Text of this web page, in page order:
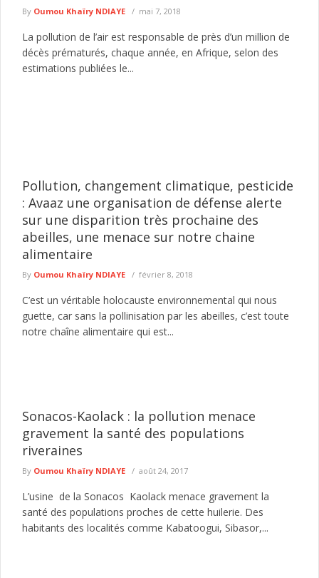
By Oumou Khaïry NDIAYE mai 7, 2018
La pollution de l’air est responsable de près d’un million de
décès prématurés, chaque année, en Afrique, selon des
estimations publiées le...
Pollution, changement climatique, pesticide
: Avaaz une organisation de défense alerte
sur une disparition très prochaine des
abeilles, une menace sur notre chaine
alimentaire
By Oumou Khaïry NDIAYE février 8, 2018
C’est un véritable holocauste environnemental qui nous
guette, car sans la pollinisation par les abeilles, c’est toute
notre chaîne alimentaire qui est...
Sonacos-Kaolack : la pollution menace
gravement la santé des populations
riveraines
By Oumou Khaïry NDIAYE août 24, 2017
L’usine de la Sonacos Kaolack menace gravement la
santé des populations proches de cette huilerie. Des
habitants des localités comme Kabatoogui, Sibasor,...